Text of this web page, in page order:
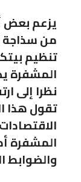
يزعم بعض
من سذاجة
تنظيم
المشفرة
نظرا إلى
تقول هذا
المشفرة
والضوابط